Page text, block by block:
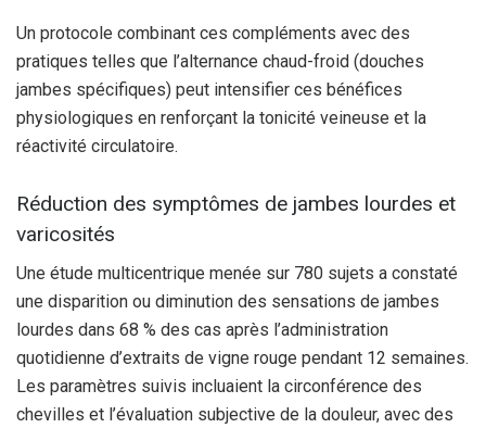
Un protocole combinant ces compléments avec des
pratiques telles que l’alternance chaud-froid (douches
jambes spécifiques) peut intensifier ces bénéfices
physiologiques en renforçant la tonicité veineuse et la
réactivité circulatoire.
Réduction des symptômes de jambes lourdes et
varicosités
Une étude multicentrique menée sur 780 sujets a constaté
une disparition ou diminution des sensations de jambes
lourdes dans 68 % des cas après l’administration
quotidienne d’extraits de vigne rouge pendant 12 semaines.
Les paramètres suivis incluaient la circonférence des
chevilles et l’évaluation subjective de la douleur, avec des